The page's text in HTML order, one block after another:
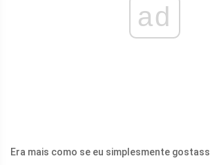
ad
Era mais como se eu simplesmente